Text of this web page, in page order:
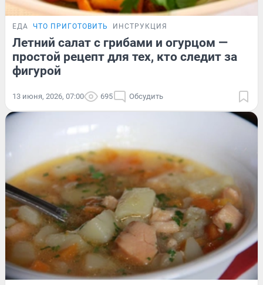
ЕДА ЧТО ПРИГОТОВИТЬ ИНСТРУКЦИЯ
Летний салат с грибами и огурцом —
простой рецепт для тех, кто следит за
фигурой
13 июня, 2026, 07:00 695 Обсудить